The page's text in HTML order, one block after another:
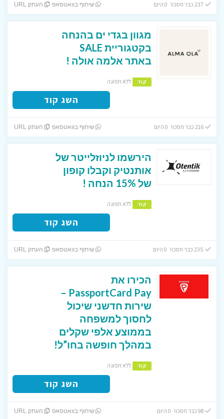
שיתוף בוואטסאפ העתק URL
מגוון בגדי ים בהנחה
בקטגוריית SALE
באתר אלמה אולה !
קוד ללא תפוגה
השג קוד
216 כבר חסכו! 0 היום שיתוף בוואטסאפ העתק URL
הירשמו לניוזלייטר של
אותנטיק וקבלו קופון
של 15% הנחה !
קוד ללא תפוגה
השג קוד
שיתוף בוואטסאפ העתק URL
הכירו את
PassportCard Pay –
שירות חדשני שיכול
לחסוך למשפחה
בממוצע אלפי שקלים
במהלך חופשה בחו”ל!
קוד ללא תפוגה
השג קוד
98 כבר חסכו! 0 היום שיתוף בוואטסאפ העתק URL